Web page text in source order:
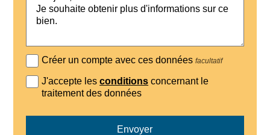
Créer un compte avec ces donnéesfacultatif
J'accepte lesconditions concernant le
traitement des données
Envoyer